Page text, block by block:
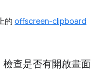
的 offscreen-clipboard
查是否有開啟畫面